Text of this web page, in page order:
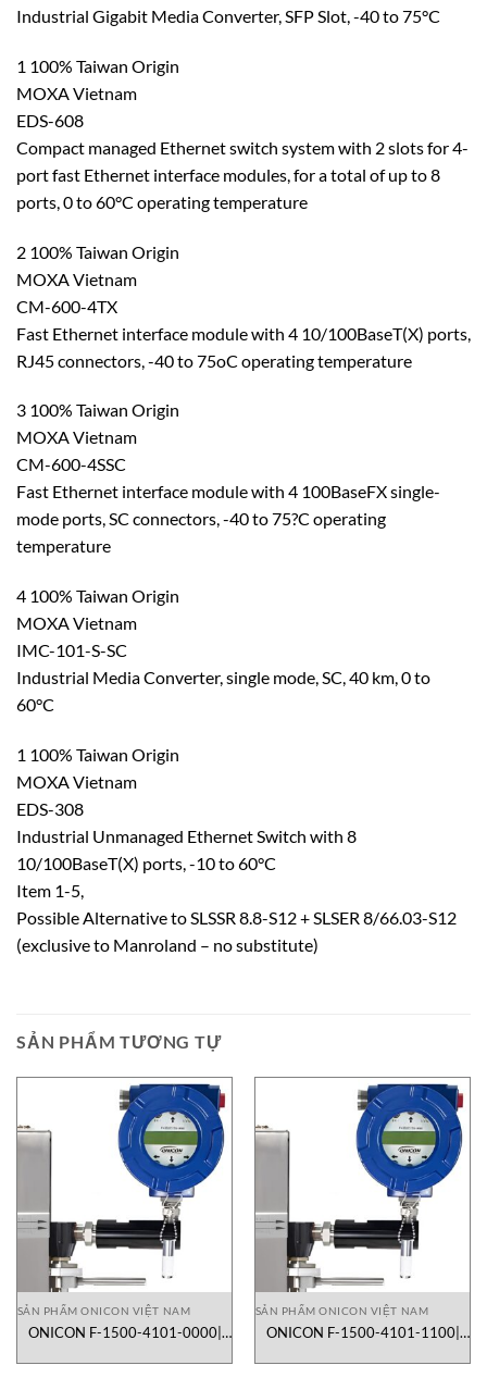
Industrial Gigabit Media Converter, SFP Slot, -40 to 75°C
1 100% Taiwan Origin
MOXA Vietnam
EDS-608
Compact managed Ethernet switch system with 2 slots for 4-
port fast Ethernet interface modules, for a total of up to 8
ports, 0 to 60°C operating temperature
2 100% Taiwan Origin
MOXA Vietnam
CM-600-4TX
Fast Ethernet interface module with 4 10/100BaseT(X) ports,
RJ45 connectors, -40 to 75oC operating temperature
3 100% Taiwan Origin
MOXA Vietnam
CM-600-4SSC
Fast Ethernet interface module with 4 100BaseFX single-
mode ports, SC connectors, -40 to 75?C operating
temperature
4 100% Taiwan Origin
MOXA Vietnam
IMC-101-S-SC
Industrial Media Converter, single mode, SC, 40 km, 0 to
60°C
1 100% Taiwan Origin
MOXA Vietnam
EDS-308
Industrial Unmanaged Ethernet Switch with 8
10/100BaseT(X) ports, -10 to 60°C
Item 1-5,
Possible Alternative to SLSSR 8.8-S12 + SLSER 8/66.03-S12
(exclusive to Manroland – no substitute)
SẢN PHẨM TƯƠNG TỰ
SẢN PHẨM ONICON VIỆT NAM
ONICON F-1500-4101-0000|
SẢN PHẨM ONICON VIỆT NAM
ONICON F-1500-4101-1100|